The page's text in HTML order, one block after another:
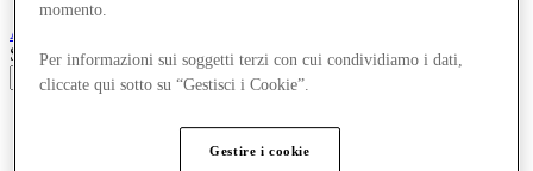
Ashford
Search input
momento.
Per informazioni sui soggetti terzi con cui condividiamo i dati,
cliccate qui sotto su “Gestisci i Cookie”.
Gestire i cookie